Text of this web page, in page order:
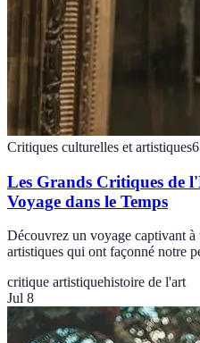
Critiques culturelles et artistiques6
Les Grands Critiques de
Voyage dans le Temps
Découvrez un voyage captivant
artistiques qui ont façonné notre
critique artistiquehistoire de l'art
Jul 8